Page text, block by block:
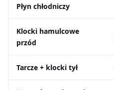
Płyn chłodniczy
Klocki hamulcowe
przód
Tarcze + klocki tył